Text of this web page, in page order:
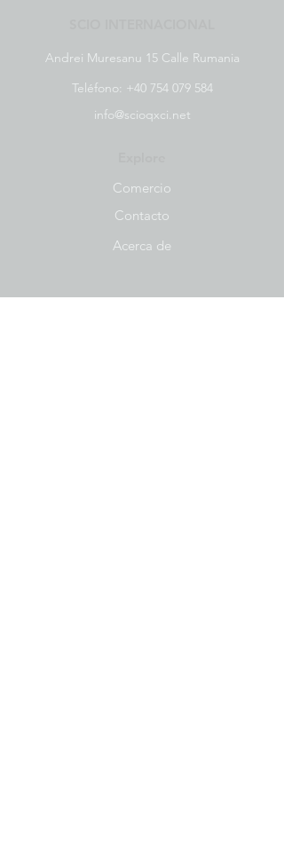
Andrei Muresanu 15 Calle Rumania
Teléfono: +40 754 079 584
info@scioqxci.net
Comercio
Contacto
Acerca de